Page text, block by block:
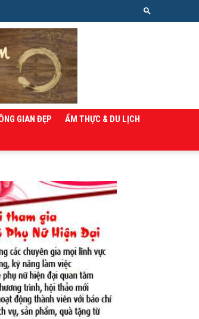
GIAN ĐẸP
ẨM THỰC & DU LỊCH